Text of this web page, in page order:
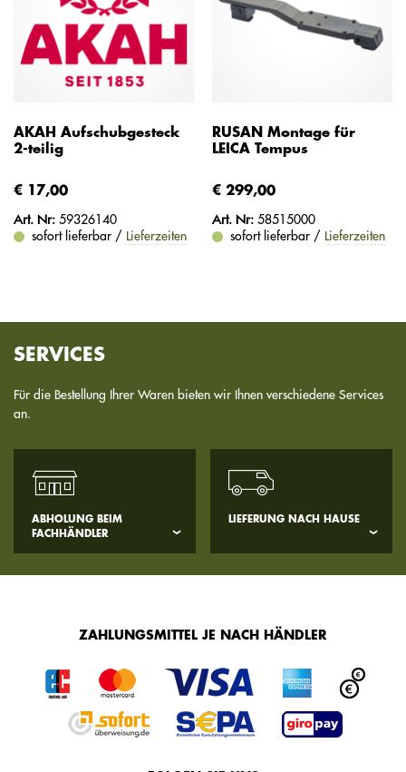
AKAH Aufschubgesteck
2-teilig
€ 17,00
Art. Nr: 59326140
sofort lieferbar / Lieferzeiten
RUSAN Montage für
LEICA Tempus
€ 299,00
Art. Nr: 58515000
sofort lieferbar / Lieferzeiten
SERVICES
Für die Bestellung Ihrer Waren bieten wir Ihnen verschiedene Services
an.
ABHOLUNG BEIM
FACHHÄNDLER
LIEFERUNG NACH HAUSE
ZAHLUNGSMITTEL JE NACH HÄNDLER